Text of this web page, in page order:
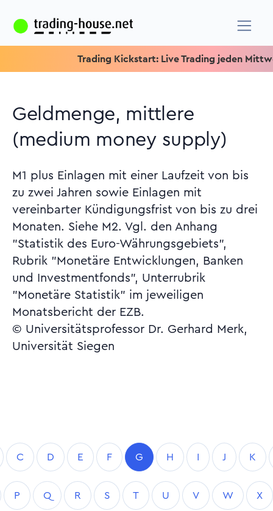
Trading Kickstart: Live Trading jeden Mittwoch
Geldmenge, mittlere
(medium money supply)
M1 plus Einlagen mit einer Laufzeit von bis
zu zwei Jahren sowie Einlagen mit
vereinbarter Kündigungsfrist von bis zu drei
Monaten. Siehe M2. Vgl. den Anhang
"Statistik des Euro-Währungsgebiets",
Rubrik "Monetäre Entwicklungen, Banken
und Investmentfonds", Unterrubrik
"Monetäre Statistik" im jeweiligen
Monatsbericht der EZB.
© Universitätsprofessor Dr. Gerhard Merk,
Universität Siegen
C D E F G H I J K
P Q R S T U V W X